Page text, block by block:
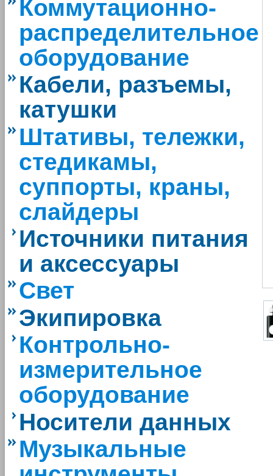
Коммутационно-
распределительное
оборудование
Кабели, разъемы,
катушки
Штативы, тележки,
стедикамы,
суппорты, краны,
слайдеры
Источники питания
и аксессуары
Свет
Экипировка
Контрольно-
измерительное
оборудование
Носители данных
Музыкальные